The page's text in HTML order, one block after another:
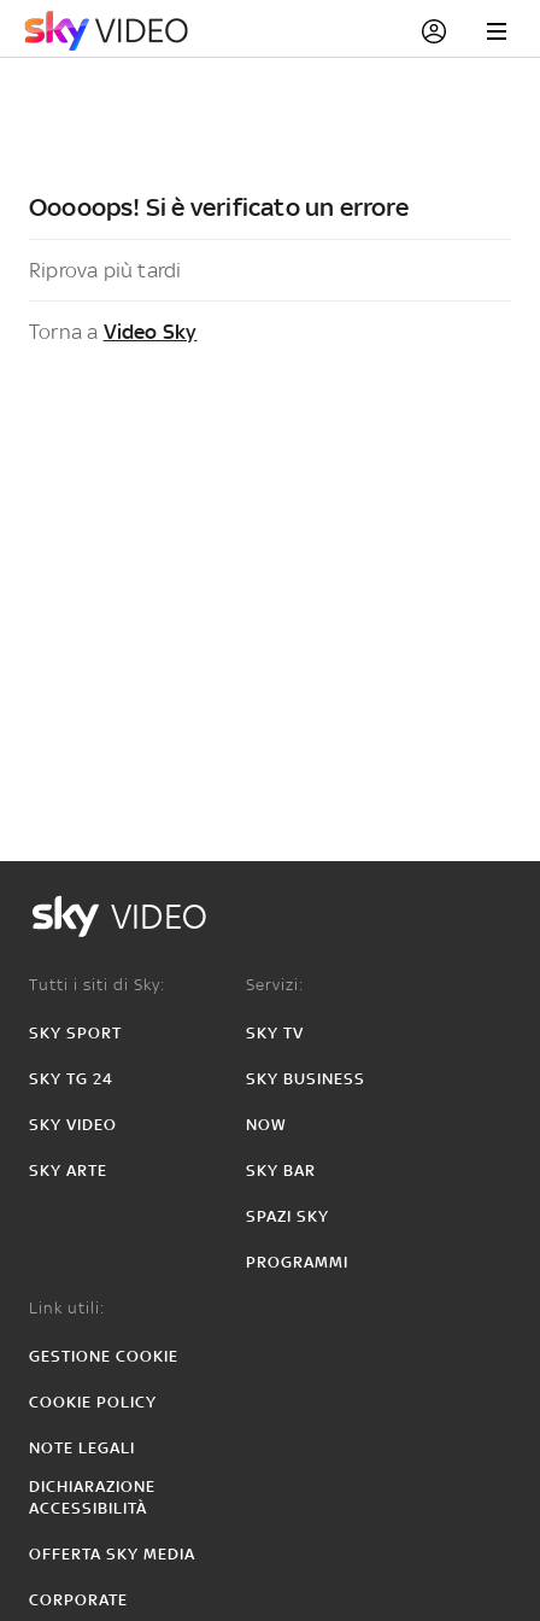
Ooooops! Si è verificato un errore
Riprova più tardi
Torna a Video Sky
VIDEO
Tutti i siti di Sky:
SKY SPORT
SKY TG 24
SKY VIDEO
SKY ARTE
Servizi:
SKY TV
SKY BUSINESS
NOW
SKY BAR
SPAZI SKY
PROGRAMMI
Link utili:
GESTIONE COOKIE
COOKIE POLICY
NOTE LEGALI
DICHIARAZIONE
ACCESSIBILITÀ
OFFERTA SKY MEDIA
CORPORATE